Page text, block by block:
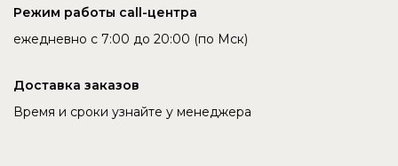
Режим работы call-центра
ежедневно с 7:00 до 20:00 (по Мск)
Доставка заказов
Время и сроки узнайте у менеджера